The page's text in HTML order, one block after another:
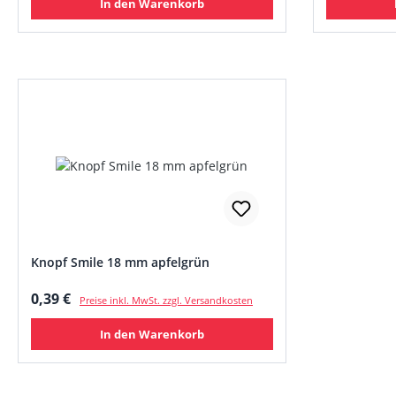
Knopf Smile 18 mm apfelgrün
Regulärer Preis:
0,39 € Preise inkl. MwSt. zzgl. Versandkosten
In den Warenkorb